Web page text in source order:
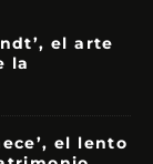
el arte
la
el lento